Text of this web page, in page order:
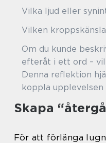
Vilka ljud eller
Vilken
Om du kunde
efteråt i ett ord –
Denna reflektion
koppla
Skapa
För att förlänga